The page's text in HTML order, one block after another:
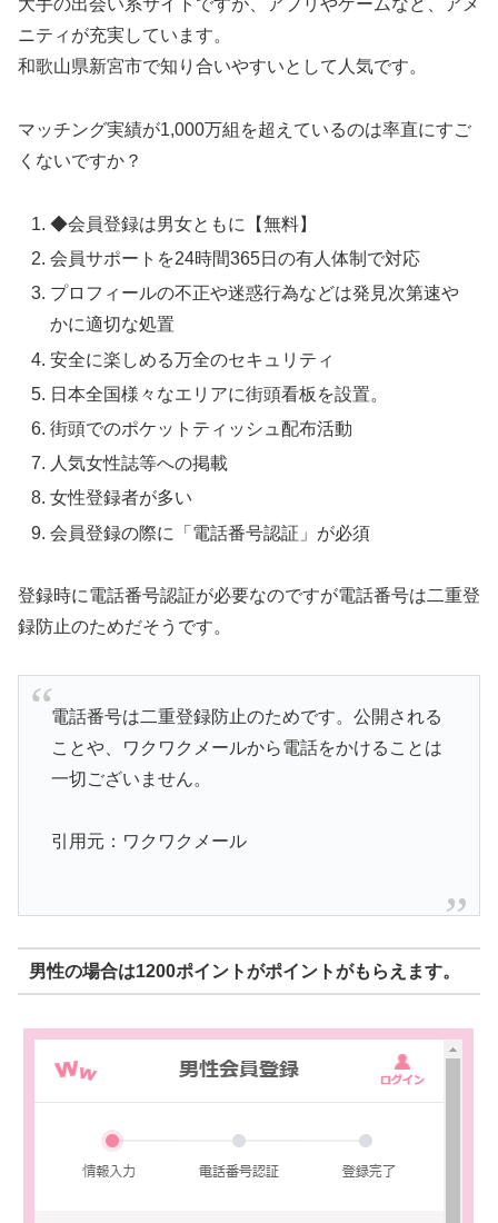
大手の出会い系サイトですが、アプリやゲームなど、アメ
ニティが充実しています。
和歌山県新宮市で知り合いやすいとして人気です。
マッチング実績が1,000万組を超えているのは率直にすご
くないですか？
◆会員登録は男女ともに【無料】
会員サポートを24時間365日の有人体制で対応
プロフィールの不正や迷惑行為などは発見次第速や
かに適切な処置
安全に楽しめる万全のセキュリティ
日本全国様々なエリアに街頭看板を設置。
街頭でのポケットティッシュ配布活動
人気女性誌等への掲載
女性登録者が多い
会員登録の際に「電話番号認証」が必須
登録時に電話番号認証が必要なのですが電話番号は二重登
録防止のためだそうです。
電話番号は二重登録防止のためです。公開される
ことや、ワクワクメールから電話をかけることは
一切ございません。
引用元：ワクワクメール
男性の場合は1200ポイントがポイントがもらえます。